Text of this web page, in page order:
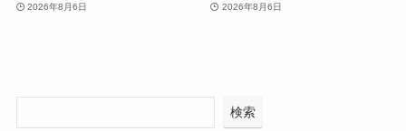
2026年8月6日 2026年8月6日
検索